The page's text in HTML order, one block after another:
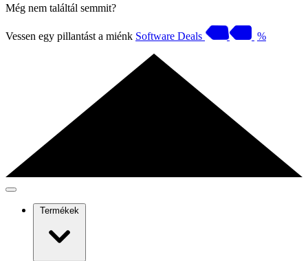
Még nem találtál semmit?
Vessen egy pillantást a miénk Software Deals %
Termékek